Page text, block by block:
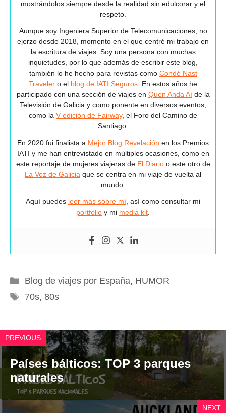
mostrándolos siempre desde la realidad sin edulcorar y el
respeto.
Aunque soy Ingeniera Superior de Telecomunicaciones, no
ejerzo desde 2018, momento en el que centré mi trabajo en
la escritura de viajes. Soy una persona con muchas
inquietudes, por lo que además de escribir este blog,
también lo he hecho para revistas como Condé Nast
Traveler o el blog de IATI Seguros. En estos años he
participado con una sección de viajes en Quen Anda Aíde la
Televisión de Galicia y como ponente en diversos eventos,
como la V edición de Fairway, el Foro del Camino de
Santiago.
En 2020 fui finalista a Mejor Blog Revelación en los Premios
IATI y me han entrevistado en múltiples ocasiones, como en
este reportaje de mujeres viajeras de El Diarioo este otro de
La Voz de Galicia que se centra en mi viaje de vuelta al
mundo.
Aquí puedes leer más sobre mí, así como consultar mi
portfolio y mi media kit.
Categorías
Blog de viajes por España, HUMOR
Etiquetas
70s, 80s
PREVIOUS
Países bálticos: TOP 3 parques
naturales
NEXT